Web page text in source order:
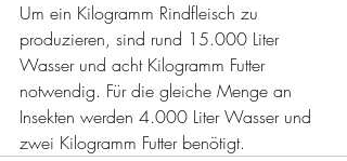
Um ein Kilogramm Rindfleisch zu
produzieren, sind rund 15.000 Liter
Wasser und acht Kilogramm Futter
notwendig. Für die gleiche Menge an
Insekten werden 4.000 Liter Wasser und
zwei Kilogramm Futter benötigt.